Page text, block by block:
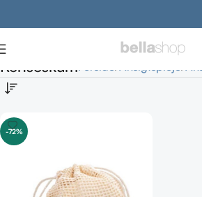
Renseskum
-72%